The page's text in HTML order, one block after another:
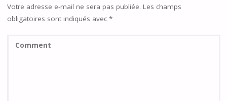
Votre adresse e-mail ne sera pas publiée. Les champs
obligatoires sont indiqués avec *